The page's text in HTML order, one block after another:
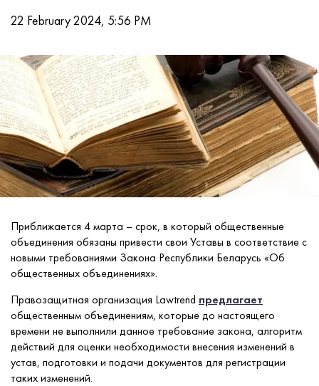
22 February 2024, 5:56 PM
Приближается 4 марта – срок, в который общественные
объединения обязаны привести свои Уставы в соответствие с
новыми требованиями Закона Республики Беларусь «Об
общественных объединениях».
Правозащитная организация Lawtrend предлагает
общественным объединениям, которые до настоящего
времени не выполнили данное требование закона, алгоритм
действий для оценки необходимости внесения изменений в
устав, подготовки и подачи документов для регистрации
таких изменений.